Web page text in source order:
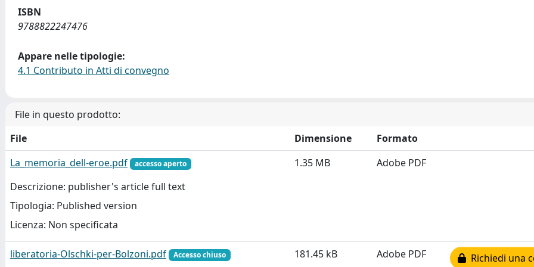
ISBN
9788822247476
Appare nelle tipologie:
4.1 Contributo in Atti di convegno
File in questo prodotto:
File
Dimensione
Formato
La_memoria_dell-eroe.pdf
accesso aperto
Descrizione: publisher's article full text
Tipologia: Published version
Licenza: Non specificata
1.35 MB Adobe PDF
liberatoria-Olschki-per-Bolzoni.pdf Accesso chiuso 181.45 kB Adobe PDF Richiedi una